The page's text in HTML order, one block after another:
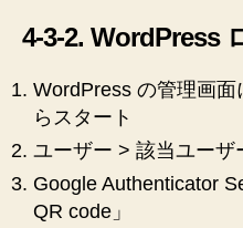
4-3-2. WordPress
WordPress の管理画
らスタート
ユーザー > 該当ユーザ
Google Authenticator
QR code」